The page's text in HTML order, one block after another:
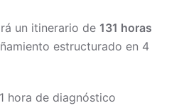
un itinerario de 131 horas
estructurado en 4
1 hora de diagnóstico